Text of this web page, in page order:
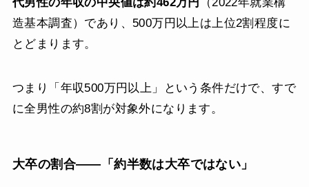
造基本調査）であり、500万円以上は上位2割程度に
とどまります。
つまり「年収500万円以上」という条件だけで、すで
に全男性の約8割が対象外になります。
大卒の割合——「約半数は大卒ではない」